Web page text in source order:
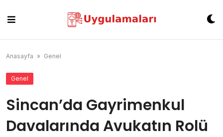
content
Anasayfa » Genel
Genel
Sincan’da Gayrimenkul
Davalarında Avukatın Rolü